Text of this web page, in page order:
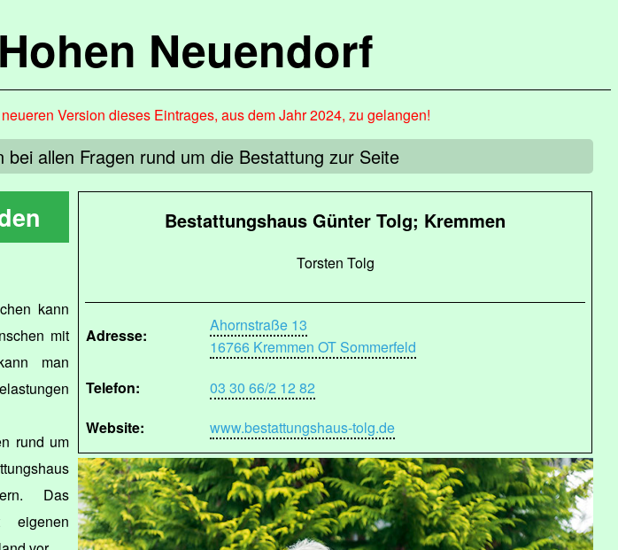
Neuendorf
Version dieses Eintrages, aus dem Jahr 2024, zu gelangen!
bei allen Fragen rund um die Bestattung zur Seite
Bestattungshaus Günter Tolg; Kremmen
Torsten Tolg
Adresse:
Ahornstraße 13
16766 Kremmen OT Sommerfeld
Telefon:
03 30 66/2 12 82
Website:
www.bestattungshaus-tolg.de
kann
mit
man
rund um
Das
eigenen